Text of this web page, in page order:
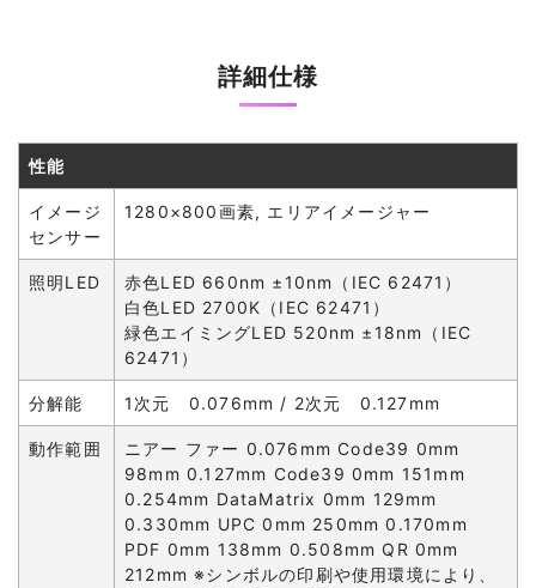
詳細仕様
性能
イメージ
センサー
1280×800画素, エリアイメージャー
照明LED
赤色LED 660nm ±10nm（IEC 62471）
白色LED 2700K（IEC 62471）
緑色エイミングLED 520nm ±18nm（IEC
62471）
分解能 1次元 0.076mm / 2次元 0.127mm
動作範囲
ニアー ファー 0.076mm Code39 0mm
98mm 0.127mm Code39 0mm 151mm
0.254mm DataMatrix 0mm 129mm
0.330mm UPC 0mm 250mm 0.170mm
PDF 0mm 138mm 0.508mm QR 0mm
212mm ※シンボルの印刷や使用環境により、